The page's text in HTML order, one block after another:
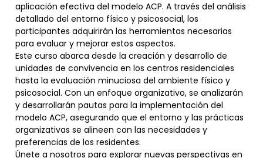
aplicación efectiva del modelo ACP. A través del análisis
detallado del entorno físico y psicosocial, los
participantes adquirirán las herramientas necesarias
para evaluar y mejorar estos aspectos.
Este curso abarca desde la creación y desarrollo de
unidades de convivencia en los centros residenciales
hasta la evaluación minuciosa del ambiente físico y
psicosocial. Con un enfoque organizativo, se analizarán
y desarrollarán pautas para la implementación del
modelo ACP, asegurando que el entorno y las prácticas
organizativas se alineen con las necesidades y
preferencias de los residentes.
Únete a nosotros para explorar nuevas perspectivas en